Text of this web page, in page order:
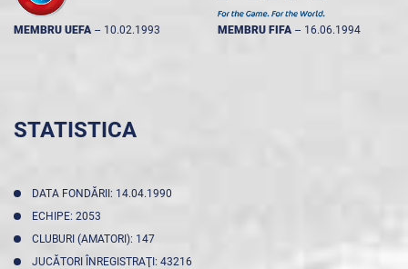
MEMBRU UEFA -- 10.02.1993 MEMBRU FIFA -- 16.06.1994
STATISTICA
DATA FONDĂRII: 14.04.1990
ECHIPE: 2053
CLUBURI (AMATORI): 147
JUCĂTORI ÎNREGISTRAŢI: 43216